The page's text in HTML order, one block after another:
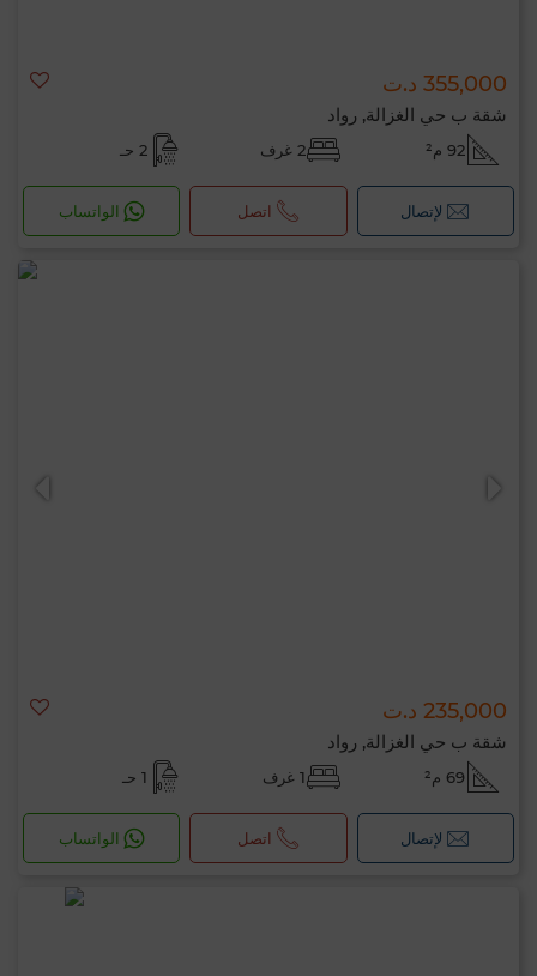
355,000 د.ت
شقة ب حي الغزالة, رواد
92 م² 2 غرف 2 حـ
لإتصال اتصل الواتساب
235,000 د.ت
شقة ب حي الغزالة, رواد
69 م² 1 غرف 1 حـ
لإتصال اتصل الواتساب